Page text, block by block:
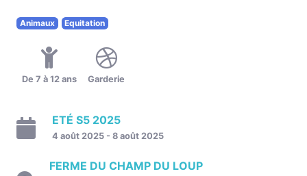
Animaux Equitation
De 7 à 12 ans Garderie
ETÉ S5 2025
4 août 2025 - 8 août 2025
FERME DU CHAMP DU LOUP